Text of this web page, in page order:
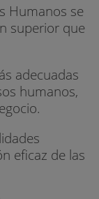
Humanos se
superior que
adecuadas
humanos,
eficaz de las